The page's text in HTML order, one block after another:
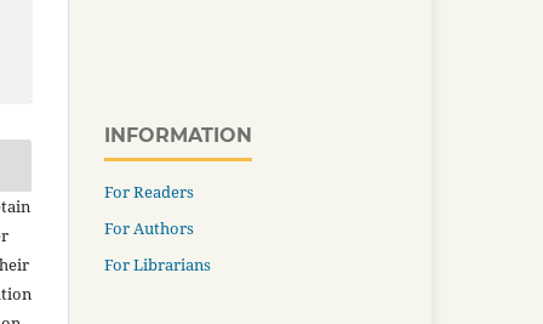
INFORMATION
For Readers
For Authors
For Librarians